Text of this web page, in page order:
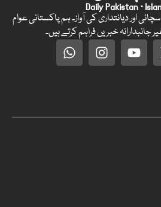
Daily Pakistan ·
70 سال سے سچائی اور دیانتداری کی آواز۔ ہم پاکستانی عوام
جانبدارانہ خبریں فراہم کرتے ہیں۔